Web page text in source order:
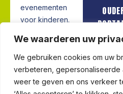
We waarderen uw
We gebruiken cookies om uw
verbeteren, gepersonaliseerde
weer te geven en ons verkeer
evenementen
voor kinderen.
schaatsen tot
avontuurlijke
vakantiekampen.
Actief, leerzaam